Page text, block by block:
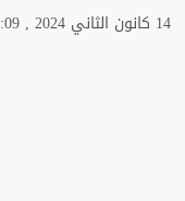
14 كانون الثاني 2024 , 15:09 م